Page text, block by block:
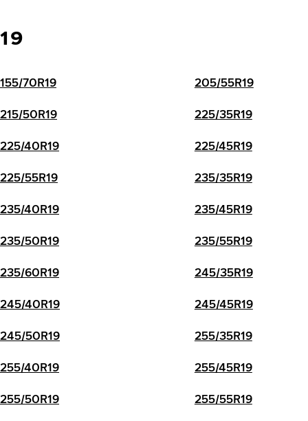
19
155/70R19 205/55R19
215/50R19 225/35R19
225/40R19 225/45R19
225/55R19 235/35R19
235/40R19 235/45R19
235/50R19 235/55R19
235/60R19 245/35R19
245/40R19 245/45R19
245/50R19 255/35R19
255/40R19 255/45R19
255/50R19 255/55R19